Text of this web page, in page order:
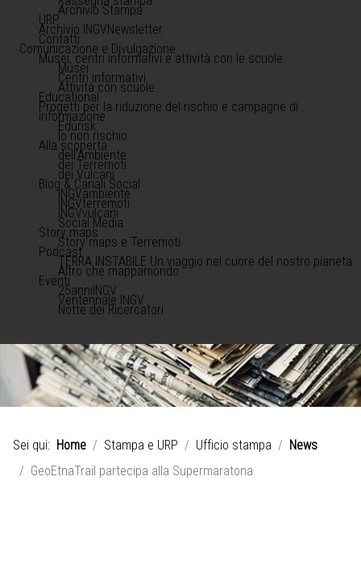
Archivio Stampa
URP
Archivio INGVNewsletter
Contatti
Comunicazione e Divulgazione
Musei, centri informativi e attività con le scuole
Musei
Centri informativi
Attività con scuole
Educational
Progetti per la riduzione del rischio e campagne di
informazione
Edurisk
Io non rischio
Alla scoperta
dell'Ambiente
dei Terremoti
dei Vulcani
Blog & Canali Social
INGVambiente
INGVterremoti
INGVvulcani
Social Media
Story maps
Story maps e Terremoti
Podcast
TERRA INSTABILE Un viaggio nel cuore del nostro pianeta
Altro che mappamondo
Eventi
25anniINGV
Ventennale INGV
Notte dei Ricercatori
Sei qui: Home Stampa e URP Ufficio stampa
News
GeoEtnaTrail partecipa alla Supermaratona